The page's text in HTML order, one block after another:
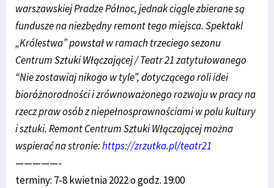
warszawskiej Pradze Północ, jednak ciągle zbierane są
fundusze na niezbędny remont tego miejsca. Spektakl
„Królestwa” powstał w ramach trzeciego sezonu
Centrum Sztuki Włączającej / Teatr 21 zatytułowanego
“Nie zostawiaj nikogo w tyle”, dotyczącego roli idei
bioróżnorodności i zrównoważonego rozwoju w pracy na
rzecz praw osób z niepełnosprawnościami w polu kultury
i sztuki. Remont Centrum Sztuki Włączającej można
wspierać na stronie:https://zrzutka.pl/teatr21
—————-
terminy: 7-8 kwietnia 2022 o godz. 19:00